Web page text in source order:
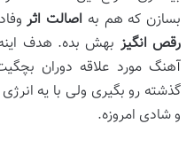
بسازن که هم به اصالت اثر
رقص انگیز بهش بده. هدف
آهنگ مورد علاقه دوران
گذشته رو بگیری ولی با یه
و شادی امروزه.